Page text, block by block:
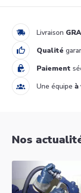
VAN MARCKE
20003052
269,50 €
Voir le détail
Livraison
Qualité
Paiement
Une équipe à
Nos